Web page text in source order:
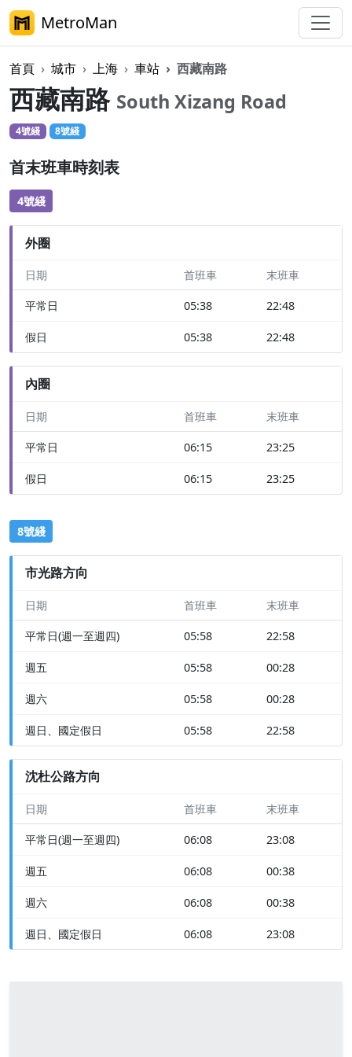
MetroMan
首頁 城市 上海 車站 西藏南路
西藏南路 South Xizang Road
4號綫 8號綫
首末班車時刻表
4號綫
外圈
日期 首班車 末班車
平常日 05:38 22:48
假日 05:38 22:48
內圈
日期 首班車 末班車
平常日 06:15 23:25
假日 06:15 23:25
8號綫
市光路方向
日期 首班車 末班車
平常日(週一至週四) 05:58 22:58
週五 05:58 00:28
週六 05:58 00:28
週日、國定假日 05:58 22:58
沈杜公路方向
日期 首班車 末班車
平常日(週一至週四) 06:08 23:08
週五 06:08 00:38
週六 06:08 00:38
週日、國定假日 06:08 23:08